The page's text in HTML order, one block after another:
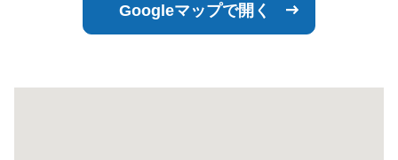
Googleマップで開く